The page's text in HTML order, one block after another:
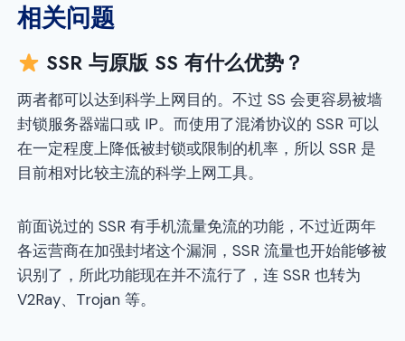
相关问题
SSR 与原版 SS 有什么优势？
两者都可以达到科学上网目的。不过 SS 会更容易被墙
封锁服务器端口或 IP。而使用了混淆协议的 SSR 可以
在一定程度上降低被封锁或限制的机率，所以 SSR 是
目前相对比较主流的科学上网工具。
前面说过的 SSR 有手机流量免流的功能，不过近两年
各运营商在加强封堵这个漏洞，SSR 流量也开始能够被
识别了，所此功能现在并不流行了，连 SSR 也转为
V2Ray、Trojan 等。